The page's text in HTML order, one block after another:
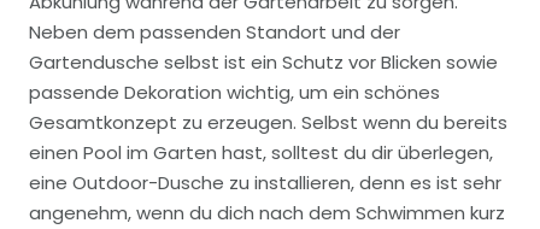
Neben dem passenden Standort und der
Gartendusche selbst ist ein Schutz vor Blicken sowie
passende Dekoration wichtig, um ein schönes
Gesamtkonzept zu erzeugen. Selbst wenn du bereits
einen Pool im Garten hast, solltest du dir überlegen,
eine Outdoor-Dusche zu installieren, denn es ist sehr
angenehm, wenn du dich nach dem Schwimmen kurz